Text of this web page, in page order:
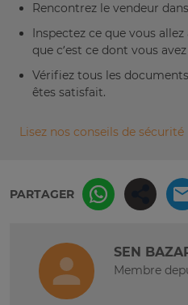
Rencontrez le vendeur
Inspectez ce que vous
que c’est ce dont vous
Vérifiez tous les
êtes satisfait.
Lisez nos conseils de sécurité
PARTAGER
SEN
Membre